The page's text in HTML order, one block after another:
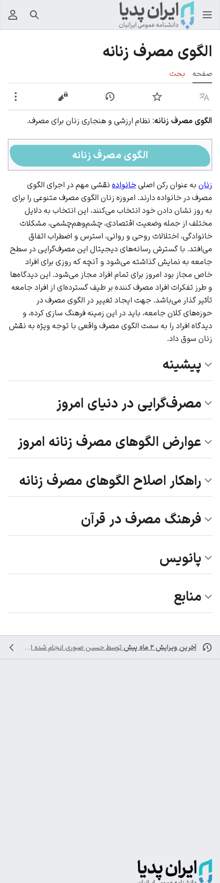
جستجو
الگوی مصرف زنانه
صفحه بحث
زبان پیگیری نمایش تاریخچهنمایش مبدأ
الگوی مصرف زنانه: نظام ارزشی و هنجاری زنان برای مصرف.
الگوی مصرف زنانه
زنان به عنوان رکن اصلی خانواده نقشی مهم در اجرای الگوی
مصرف در خانواده دارند. امروزه زنان الگوی مصرف متنوعی را برای
به روز نشان دادن خود انتخاب می‌کنند، این انتخاب به دلایل
مختلف از جمله وضعیت اقتصادی، چشم‌وهم‌چشمی، مشکلات
خانوادگی، اختلالات روحی و روانی، استرس و اضطراب اتفاق
می‌افتد. با گسترش رسانه‌های دیجیتال این مصرف‌گرایی در سطح
جامعه به نمایش گذاشته می‌شود و آنچه که روزی برای افراد
خاص مجاز بود امروز برای تمام افراد مجاز می‌شود. این دیدگاه‌ها
و طرز تفکرات افراد مصرف کننده بر طیف گسترده‌ای از افراد جامعه
تأثیر گذار می‌باشد. جهت ایجاد تغییر در الگوی مصرف در
حوزه‌های کلان جامعه، باید در این زمینه فرهنگ سازی کرده، و
دیدگاه افراد را به سمت الگوی مصرف واقعی با توجه ویژه به نقش
زنان سوق داد.
پیشینه
مصرف‌گرایی در دنیای امروز
عوارض الگوهای مصرف زنانه امروز
راهکار اصلاح الگوهای مصرف زنانه
فرهنگ مصرف در قرآن
پانویس
منابع
آخرین ویرایش ۲ ماه پیش توسط حسین صبوری انجام شده است